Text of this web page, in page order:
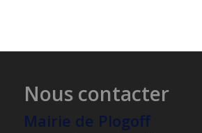
Nous contacter
Mairie de Plogoff